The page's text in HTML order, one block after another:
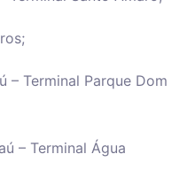
– Terminal Parque Dom
– Terminal Água